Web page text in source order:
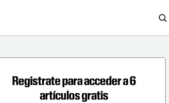
Registrate para acceder a 6
artículos gratis